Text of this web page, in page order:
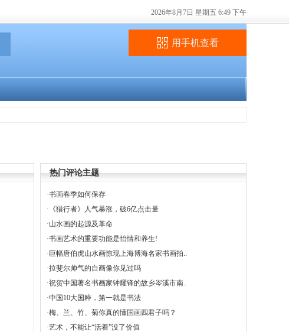
2026年8月7日 星期五 6:49 下午
用手机查看
热门评论主题
·书画春季如何保存
· 《猎行者》人气暴涨，破6亿点击量
·山水画的起源及革命
·书画艺术的重要功能是怡情和养生!
· 巨幅唐伯虎山水画惊现上海博海名家书画拍..
·拉斐尔帅气的自画像你见过吗
·祝贺中国著名书画家钟耀锋的故乡岑溪市南..
·中国10大国粹，第一就是书法
·梅、兰、竹、菊你真的懂国画四君子吗？
·艺术，不能让“活着”没了价值